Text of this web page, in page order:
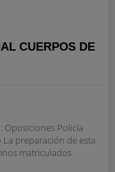
CUERPOS DE
Oposiciones Policía
La preparación de esta
matriculados